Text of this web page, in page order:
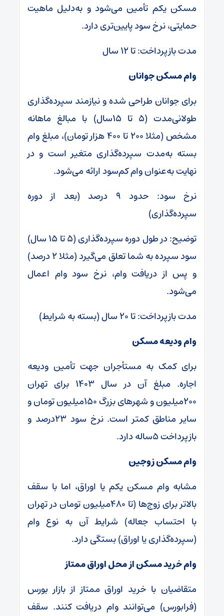
مسکن یکم تأمین می‌شود و به‌دلیل ماهیت
حمایتی، نرخ سود پایین‌تری دارد.
مدت بازپرداخت: تا ۱۲ سال
وام مسکن جوانان
برای جوانان طراحی شده و نیازمند سپرده‌گذاری
طولانی‌مدت (۵ تا ۱۵سال) با مبالغ ماهانه
مشخص (مثلا ۲۰۰ تا ۴۰۰ هزار تومان)، مبلغ وام
بسته به‌مدت سپرده‌گذاری متغیر است و در
نهایت به‌عنوان وام کم‌سود ارائه می‌شود.
نرخ سود: حدود ۹ درصد (بعد از دوره
سپرده‌گذاری)
توضیح: در طول دوره سپرده‌گذاری (۵ تا ۱۵ سال)
سود سپرده به شما تعلق می‌گیرد (مثلا ۲ درصد)
و پس از دریافت وام، نرخ سود وام اعمال
می‌شود.
مدت بازپرداخت: تا ۲۰ سال (بسته به شرایط)
وام ودیعه مسکن
برای کمک به مستأجران جهت تأمین ودیعه
اجاره. مبلغ آن در سال ۱۴۰۳ برای تهران
۲۰۰میلیون و شهرهای بزرگ ۱۵۰میلیون تومان و
سایر مناطق کمتر است. نرخ سود ۲۳درصد و
بازپرداخت ۵ساله دارد.
وام مسکن زوجین
مشابه وام مسکن یکم یا اوراق، اما با سقف
بالاتر برای زوج‌ها (تا ۴۸۰میلیون تومان در تهران
با احتساب جعاله) شرایط آن به نوع وام
(سپرده‌گذاری یا اوراق) بستگی دارد.
وام خرید مسکن از محل اوراق ممتاز
متقاضیان با خرید اوراق ممتاز از بازار بورس
(فرابورس) می‌توانند وام دریافت کنند. سقف